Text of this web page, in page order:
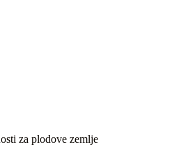
za plodove zemlje